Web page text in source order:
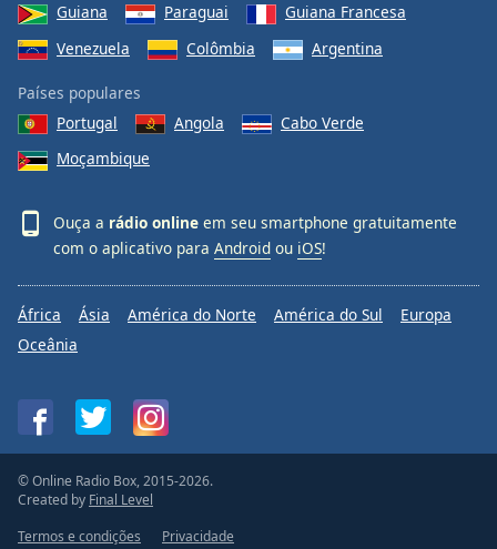
Guiana
Paraguai
Guiana Francesa
Venezuela
Colômbia Argentina
Países populares
Portugal
Angola
Cabo Verde
Moçambique
Ouça a rádio online em seu smartphone gratuitamente
com o aplicativo para Android ou iOS!
África Ásia América do Norte América do Sul
Europa
Oceânia
© Online Radio Box, 2015-2026.
Created by Final Level
Termos e condições
Privacidade